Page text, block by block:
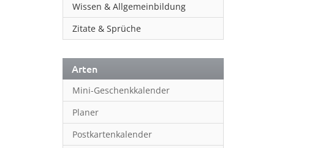
Wissen & Allgemeinbildung
Zitate & Sprüche
Arten
Mini-Geschenkkalender
Planer
Postkartenkalender